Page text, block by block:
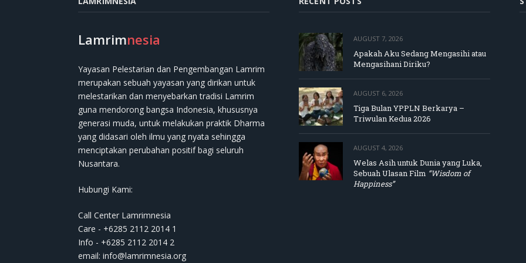
Lamrimnesia
Yayasan Pelestarian dan Pengembangan Lamrim
merupakan sebuah yayasan yang dirikan untuk
melestarikan dan menyebarkan tradisi Lamrim
guna mendorong bangsa Indonesia, khususnya
generasi muda, untuk melakukan praktik Dharma
yang didasari oleh ilmu yang nyata sehingga
menciptakan perubahan positif bagi seluruh
Nusantara.
Hubungi Kami:
Call Center Lamrimnesia
Care - +6285 2112 2014 1
Info - +6285 2112 2014 2
email: info@lamrimnesia.org
AUGUST 7, 2026
Apakah Aku Sedang Mengasihi atau
Mengasihani Diriku?
AUGUST 6, 2026
Tiga Bulan YPPLN Berkarya –
Triwulan Kedua 2026
AUGUST 4, 2026
Welas Asih untuk Dunia yang Luka,
Sebuah Ulasan Film “Wisdom of
Happiness”